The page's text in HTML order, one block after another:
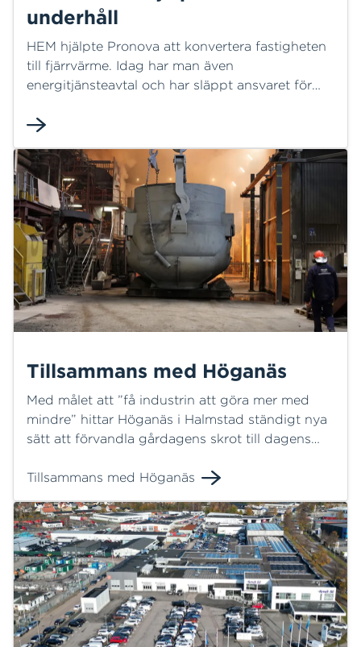
underhåll
HEM hjälpte Pronova att konvertera fastigheten
till fjärrvärme. Idag har man även
energitjänsteavtal och har släppt ansvaret för
Tillsammans med Höganäs
Med målet att ”få industrin att göra mer med
mindre” hittar Höganäs i Halmstad ständigt nya
sätt att förvandla gårdagens skrot till dagens
produkter. Med eld, värme, vatten och luft
berömda pulvret.
Tillsammans med Höganäs